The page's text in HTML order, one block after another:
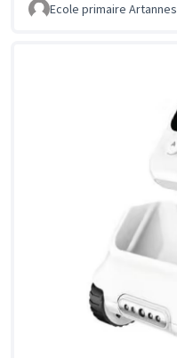
Ecole primaire Artannes